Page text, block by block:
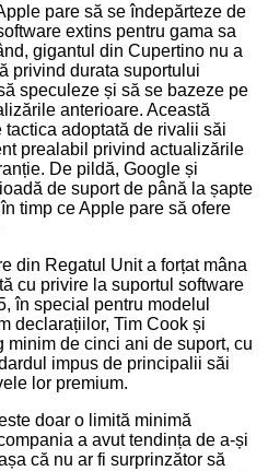
pare să se îndepărteze de
extins pentru gama sa
gigantul din Cupertino nu a
privind durata suportului
speculeze și să se bazeze pe
anterioare. Această
adoptată de rivalii săi
prealabil privind actualizările
De pildă, Google și
de suport de până la șapte
timp ce Apple pare să ofere
din Regatul Unit a forțat mâna
cu privire la suportul software
în special pentru modelul
declarațiilor, Tim Cook și
de cinci ani de suport, cu
impus de principalii săi
lor premium.
doar o limită minimă
a avut tendința de a-și
că nu ar fi surprinzător să